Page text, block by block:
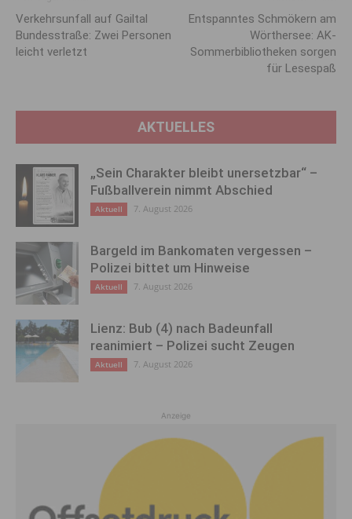
Verkehrsunfall auf Gailtal
Bundesstraße: Zwei Personen
leicht verletzt
Entspanntes Schmökern am
Wörthersee: AK-
Sommerbibliotheken sorgen
für Lesespaß
AKTUELLES
„Sein Charakter bleibt unersetzbar“ –
Fußballverein nimmt Abschied
Aktuell 7. August 2026
Bargeld im Bankomaten vergessen –
Polizei bittet um Hinweise
Aktuell 7. August 2026
Lienz: Bub (4) nach Badeunfall
reanimiert – Polizei sucht Zeugen
Aktuell 7. August 2026
Anzeige